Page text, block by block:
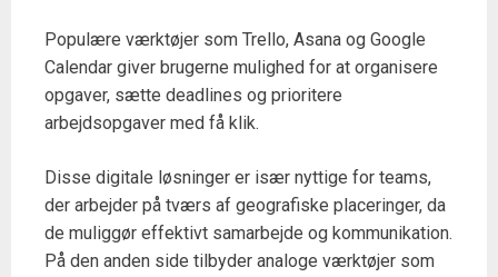
Populære værktøjer som Trello, Asana og Google
Calendar giver brugerne mulighed for at organisere
opgaver, sætte deadlines og prioritere
arbejdsopgaver med få klik.
Disse digitale løsninger er især nyttige for teams,
der arbejder på tværs af geografiske placeringer, da
de muliggør effektivt samarbejde og kommunikation.
På den anden side tilbyder analoge værktøjer som